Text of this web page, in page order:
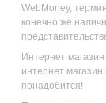
WebMoney,
конечно же
Интернет
интернет
понадобится!